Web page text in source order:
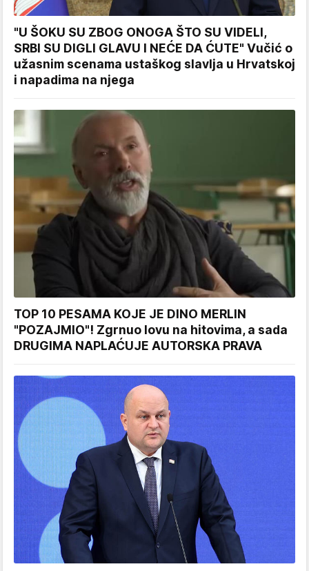
"U ŠOKU SU ZBOG ONOGA ŠTO SU VIDELI,
SRBI SU DIGLI GLAVU I NEĆE DA ĆUTE" Vučić o
užasnim scenama ustaškog slavlja u Hrvatskoj
i napadima na njega
TOP 10 PESAMA KOJE JE DINO MERLIN
"POZAJMIO"! Zgrnuo lovu na hitovima, a sada
DRUGIMA NAPLAĆUJE AUTORSKA PRAVA